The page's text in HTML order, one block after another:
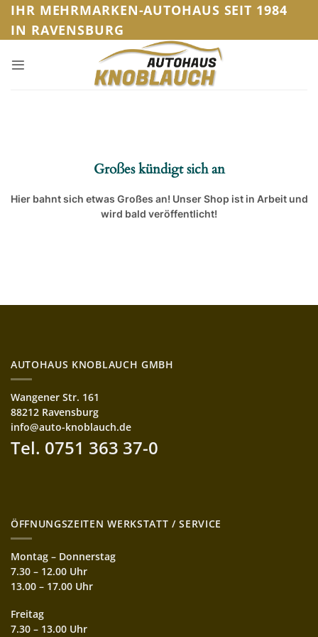
Zum
springen
IHR MEHRMARKEN-AUTOHAUS SEIT 1984
IN RAVENSBURG
Großes kündigt sich an
Hier bahnt sich etwas Großes an! Unser Shop ist in Arbeit und
wird bald veröffentlicht!
AUTOHAUS KNOBLAUCH GMBH
Wangener Str. 161
88212 Ravensburg
info@auto-knoblauch.de
Tel. 0751 363 37-0
ÖFFNUNGSZEITEN WERKSTATT / SERVICE
Montag – Donnerstag
7.30 – 12.00 Uhr
13.00 – 17.00 Uhr
Freitag
7.30 – 13.00 Uhr